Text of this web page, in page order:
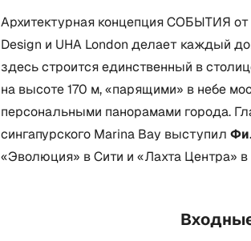
Архитектурная концепция СОБЫТИЯ
Design и UHA London делает каждый
здесь строится единственный в
на высоте 170 м, «парящими» в небе
персональными панорамами города.
сингапурского Marina Baу выступил
«Эволюция» в Сити и «Лахта Центра» в